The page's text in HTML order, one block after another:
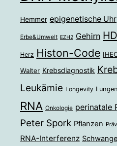
Hemmer epigenetische Uhr
Erbe&Umwelt EZH2 Gehirn
Herz Histon-Code
Walter Krebsdiagnostik
Leukämie Longevity
RNA Onkologie perinatale
Peter Spork Pflanzen
RNA-Interferenz